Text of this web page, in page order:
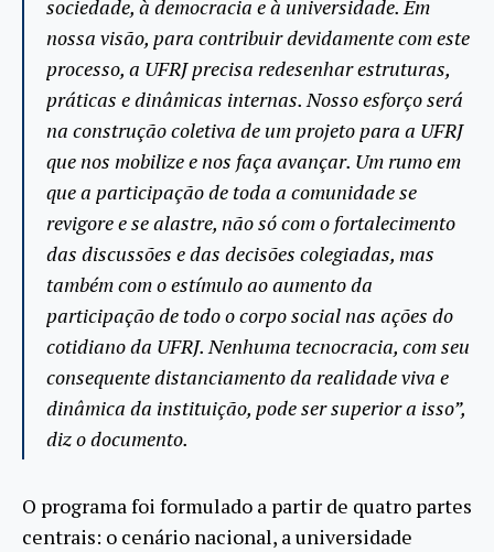
sociedade, à democracia e à universidade. Em
nossa visão, para contribuir devidamente com este
processo, a UFRJ precisa redesenhar estruturas,
práticas e dinâmicas internas. Nosso esforço será
na construção coletiva de um projeto para a UFRJ
que nos mobilize e nos faça avançar. Um rumo em
que a participação de toda a comunidade se
revigore e se alastre, não só com o fortalecimento
das discussões e das decisões colegiadas, mas
também com o estímulo ao aumento da
participação de todo o corpo social nas ações do
cotidiano da UFRJ. Nenhuma tecnocracia, com seu
consequente distanciamento da realidade viva e
dinâmica da instituição, pode ser superior a isso”,
diz o documento.
O programa foi formulado a partir de quatro partes
centrais: o cenário nacional, a universidade